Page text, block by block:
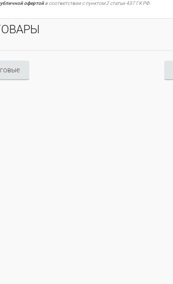
офертойв соответствии с пунктом 2 статьи 437 ГК РФ.